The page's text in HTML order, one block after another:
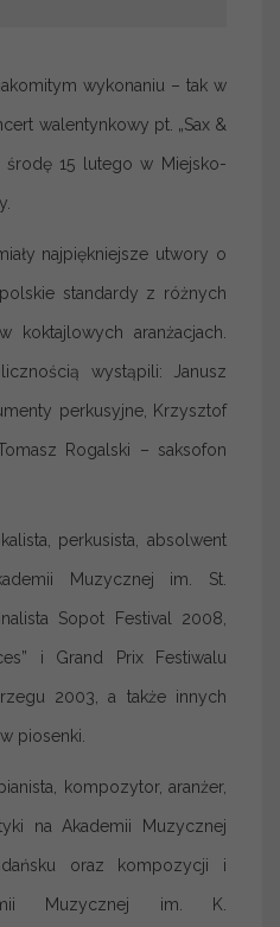
wykonaniu – tak w
walentynkowy pt. „Sax &
środę 15 lutego w Miejsko-
najpiękniejsze utwory o
standardy z różnych
koktajlowych aranżacjach.
wystąpili: Janusz
perkusyjne, Krzysztof
Rogalski – saksofon
perkusista, absolwent
Muzycznej im. St.
Sopot Festival 2008,
i Grand Prix Festiwalu
2003, a także innych
piosenki.
kompozytor, aranżer,
na Akademii Muzycznej
oraz kompozycji i
Muzycznej im. K.